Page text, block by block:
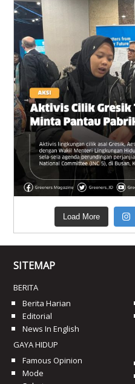
Load More
SITEMAP
BERITA
Berita Harian
Editorial
News In English
GAYA HIDUP
Famous Opinion
Mode